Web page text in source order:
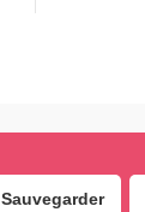
Sauvegarder